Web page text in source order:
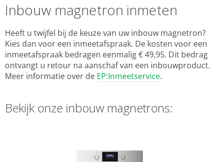
Inbouw magnetron inmeten
Heeft u twijfel bij de keuze van uw inbouw magnetron?
Kies dan voor een inmeetafspraak. De kosten voor een
inmeetafspraak bedragen eenmalig € 49,95. Dit bedrag
ontvangt u retour na aanschaf van een inbouwproduct.
Meer informatie over de EP:Inmeetservice.
Bekijk onze inbouw magnetrons: